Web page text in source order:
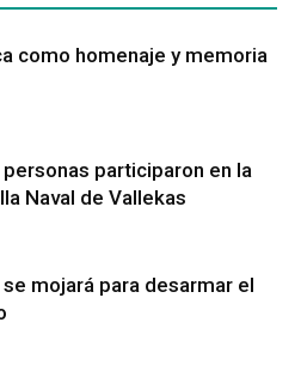
como homenaje y memoria
participaron en la
Naval de Vallekas
mojará para desarmar el